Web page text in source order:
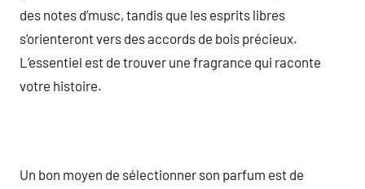
des notes d’musc, tandis que les esprits libres
s’orienteront vers des accords de bois précieux.
L’essentiel est de trouver une fragrance qui raconte
votre histoire.
Un bon moyen de sélectionner son parfum est de